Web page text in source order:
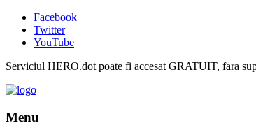
Facebook
Twitter
YouTube
Serviciul HERO.dot poate fi accesat GRATUIT, fara
Menu